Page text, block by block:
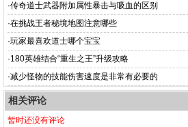
·传奇道士武器附加属性暴击与吸血的区别
·在挑战王者秘境地图注意哪些
·玩家最喜欢道士哪个宝宝
·180英雄结合“重生之王”升级攻略
·减少怪物的技能伤害速度是非常有必要的
相关评论
暂时还没有评论